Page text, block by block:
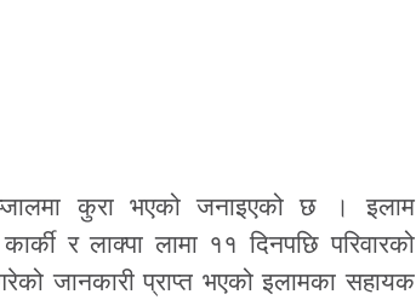
कुरा भएको जनाइएको छ । इलाम
र लाक्पा लामा ११ दिनपछि परिवारको
जानकारी प्राप्त भएको इलामका सहायक